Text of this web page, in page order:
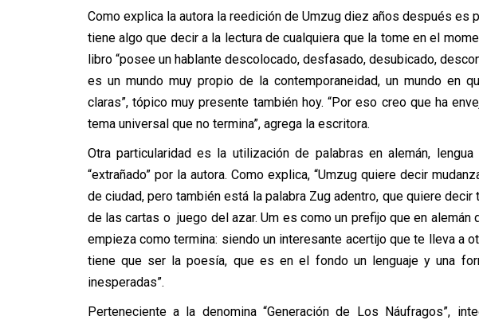
Como explica la autora la reedición de Umzug diez años después es
tiene algo que decir a la lectura de cualquiera que la tome en el
libro “posee un hablante descolocado, desfasado, desubicado,
es un mundo muy propio de la contemporaneidad, un mundo en
claras”, tópico muy presente también hoy. “Por eso creo que ha
tema universal que no termina”, agrega la escritora.
Otra particularidad es la utilización de palabras en alemán,
“extrañado” por la autora. Como explica, “Umzug quiere decir
de ciudad, pero también está la palabra Zug adentro, que quiere
de las cartas o juego del azar. Um es como un prefijo que en alemán
empieza como termina: siendo un interesante acertijo que te lleva a
tiene que ser la poesía, que es en el fondo un lenguaje y una
inesperadas”.
Perteneciente a la denomina “Generación de Los Náufragos”,